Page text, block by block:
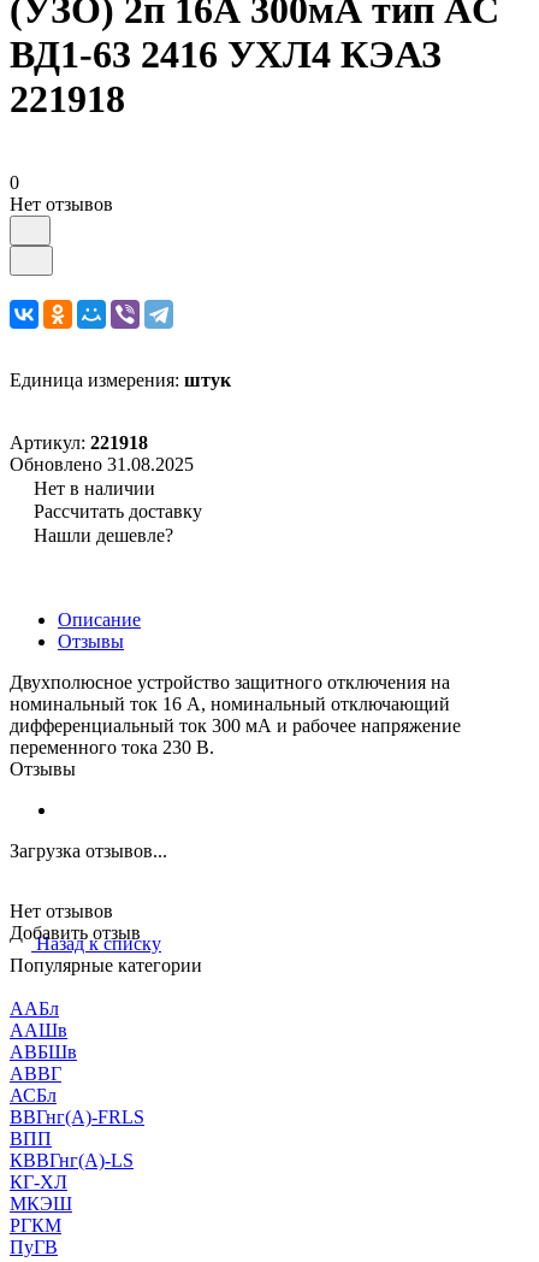
(УЗО) 2п 16А 300мА тип AC
ВД1-63 2416 УХЛ4 КЭАЗ
221918
0
Нет отзывов
Единица измерения: штук
Артикул: 221918
Обновлено 31.08.2025
Нет в наличии
Рассчитать доставку
Нашли дешевле?
Описание
Отзывы
Двухполюсное устройство защитного отключения на
номинальный ток 16 А, номинальный отключающий
дифференциальный ток 300 мА и рабочее напряжение
переменного тока 230 В.
Отзывы
Загрузка отзывов...
Нет отзывов
Добавить отзыв
Назад к списку
Популярные категории
ААБл
ААШв
АВБШв
АВВГ
АСБл
ВВГнг(А)-FRLS
ВПП
КВВГнг(А)-LS
КГ-ХЛ
МКЭШ
РГКМ
ПуГВ